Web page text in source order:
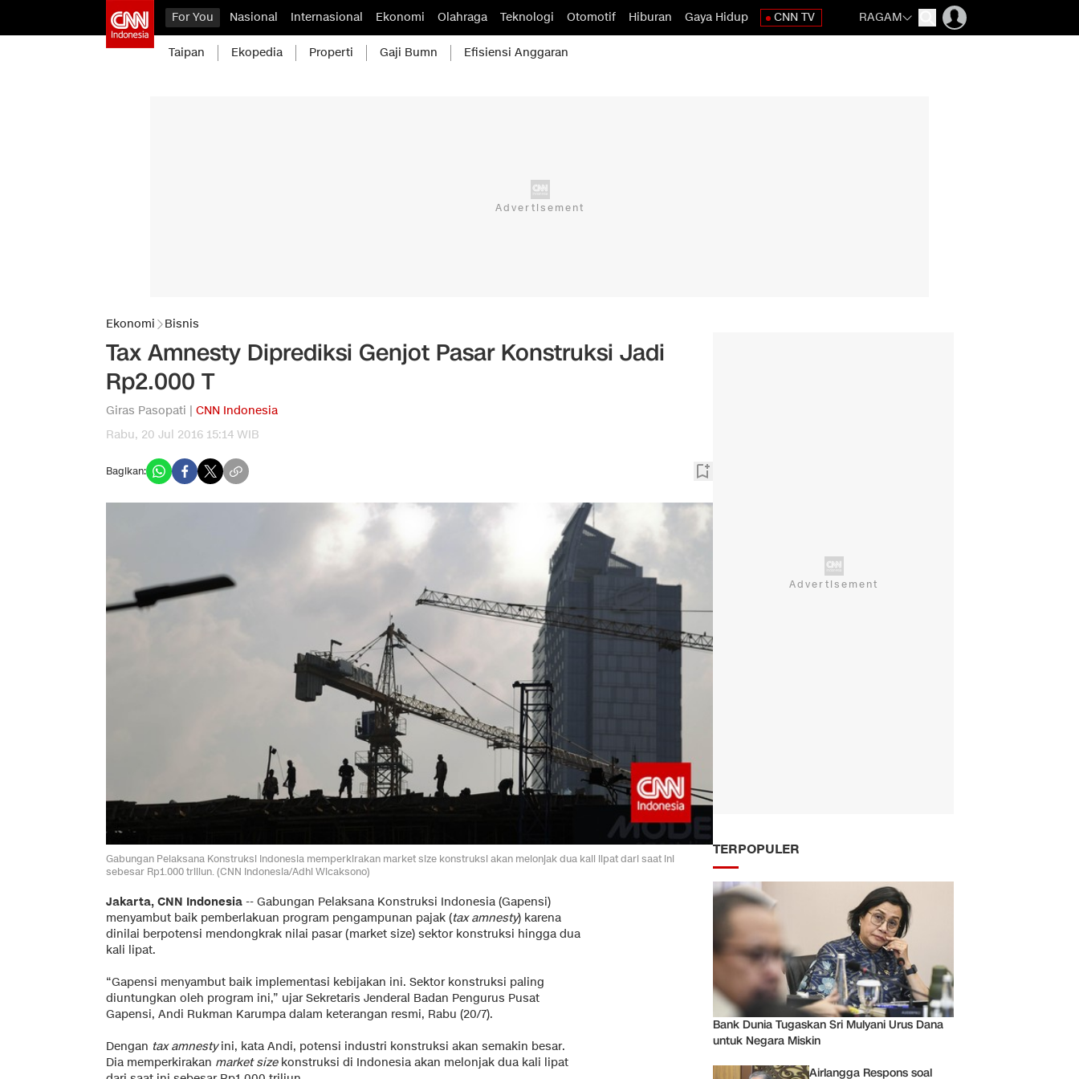
For You Nasional Internasional Ekonomi Olahraga Teknologi Otomotif Hiburan Gaya Hidup CNN TV RAGAM
Taipan Ekopedia Properti Gaji Bumn Efisiensi Anggaran
Ekonomi Bisnis
Tax Amnesty Diprediksi Genjot Pasar Konstruksi Jadi
Rp2.000 T
Giras Pasopati | CNN Indonesia
Rabu, 20 Jul 2016 15:14 WIB
Bagikan:
Gabungan Pelaksana Konstruksi Indonesia memperkirakan market size konstruksi akan melonjak dua kali lipat dari saat ini
sebesar Rp1.000 triliun. (CNN Indonesia/Adhi Wicaksono)
Jakarta, CNN Indonesia -- Gabungan Pelaksana Konstruksi Indonesia (Gapensi)
menyambut baik pemberlakuan program pengampunan pajak (tax amnesty) karena
dinilai berpotensi mendongkrak nilai pasar (market size) sektor konstruksi hingga dua
kali lipat.
“Gapensi menyambut baik implementasi kebijakan ini. Sektor konstruksi paling
diuntungkan oleh program ini,” ujar Sekretaris Jenderal Badan Pengurus Pusat
Gapensi, Andi Rukman Karumpa dalam keterangan resmi, Rabu (20/7).
Dengan tax amnestyini, kata Andi, potensi industri konstruksi akan semakin besar.
Dia memperkirakan market sizekonstruksi di Indonesia akan melonjak dua kali lipat
TERPOPULER
Bank Dunia Tugaskan Sri Mulyani Urus Dana
untuk Negara Miskin
Airlangga Respons soal